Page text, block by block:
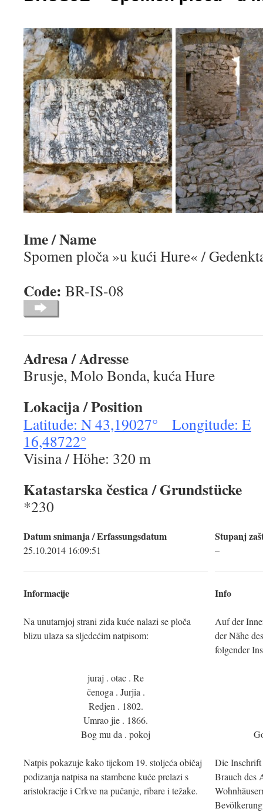
Ime / Name
Spomen ploča »u kući Hure« /
Code: BR-IS-
Adresa / Adresse
Brusje, Molo Bonda, kuća Hure
Lokacija/ Position
Latitude: N 43,19027° Longitude: E
16,48722°
Visina / Höhe: 320 m
Katastarska čestica/ Grundstücke
*230
Datum snimanja / Erfassungsdatum
25.10.2014 16:09:51
Informacije
Na unutarnjoj strani zida kuće nalazi se ploča
blizu ulaza sa sljedećim natpisom:
Stupanj
–
Info
Auf der
der Nähe
folgender
juraj . otac . Re
čenoga . Jurjia .
Redjen . 1802.
Umrao jie . 1866.
Bog mu da . pokoj
Natpis pokazuje kako tijekom 19. stoljeća običaj
podizanja natpisa na stambene kuće prelazi s
aristokracije i Crkve na pučanje, ribare i težake.
Die Inschrift
Brauch des